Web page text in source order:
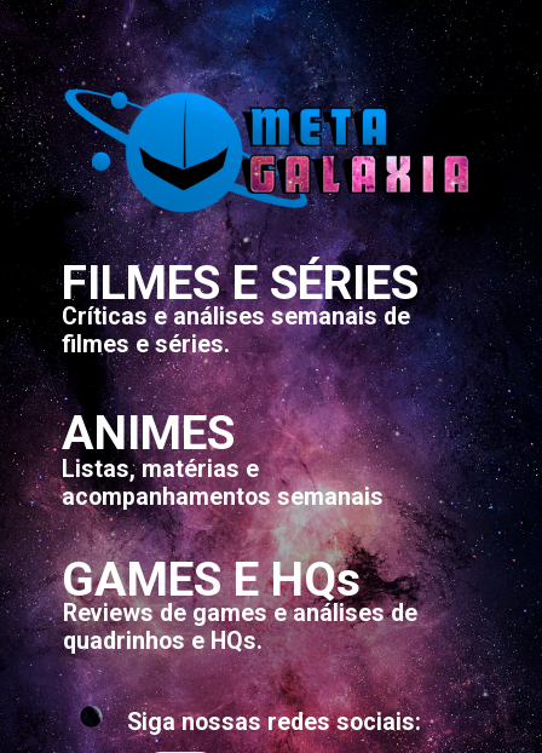
FILMES E SÉRIES
Críticas e análises semanais de
filmes e séries.
ANIMES
Listas, matérias e
acompanhamentos semanais
GAMES E HQs
Reviews de games e análises de
quadrinhos e HQs.
Siga nossas redes sociais: